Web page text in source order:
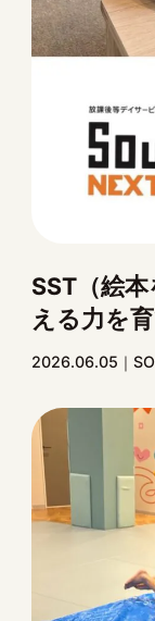
SST（絵
える力を育
2026.06.05